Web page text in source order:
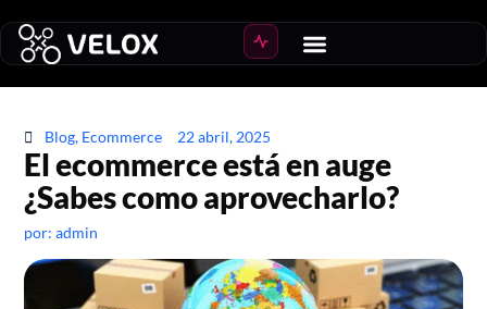
Blog, Ecommerce 22 abril, 2025
El ecommerce está en auge
¿Sabes como aprovecharlo?
por: admin